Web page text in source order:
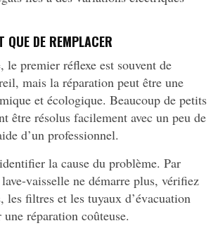
QUE DE REMPLACER
le premier réflexe est souvent de
mais la réparation peut être une
et écologique. Beaucoup de petits
être résolus facilement avec un peu de
d’un professionnel.
la cause du problème. Par
vaisselle ne démarre plus, vérifiez
les filtres et les tuyaux d’évacuation
une réparation coûteuse.